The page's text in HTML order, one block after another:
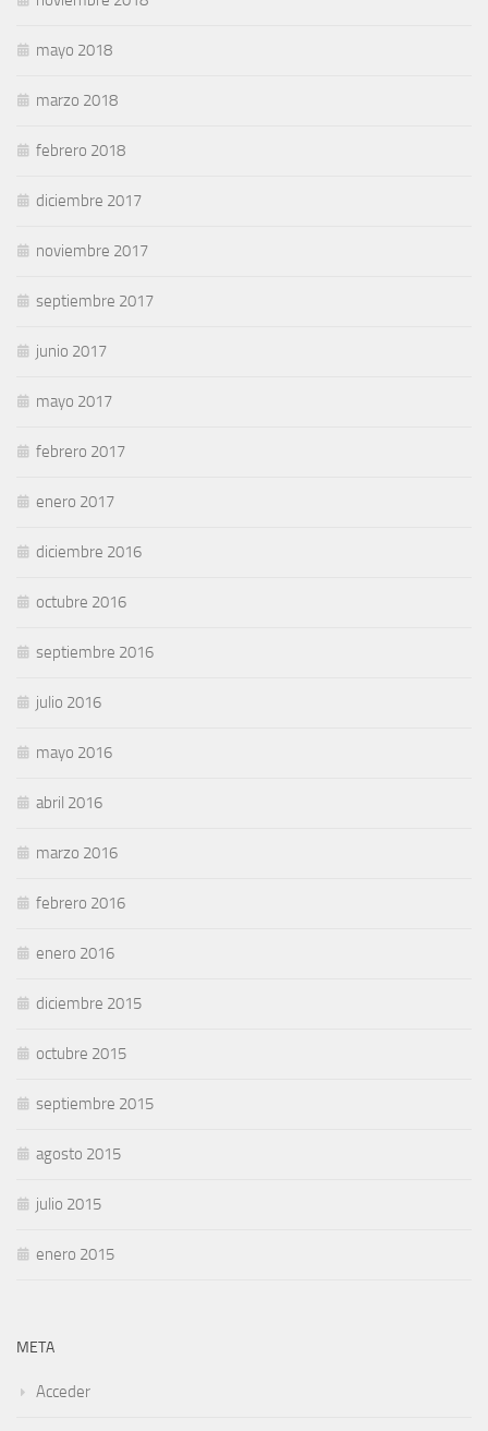
mayo 2018
marzo 2018
febrero 2018
diciembre 2017
noviembre 2017
septiembre 2017
junio 2017
mayo 2017
febrero 2017
enero 2017
diciembre 2016
octubre 2016
septiembre 2016
julio 2016
mayo 2016
abril 2016
marzo 2016
febrero 2016
enero 2016
diciembre 2015
octubre 2015
septiembre 2015
agosto 2015
julio 2015
enero 2015
META
Acceder